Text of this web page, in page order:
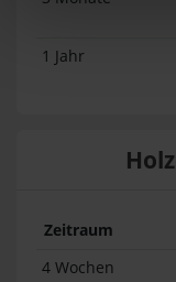
1 Jahr
Zeitraum
4 Wochen